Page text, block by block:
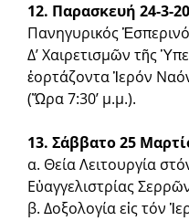
12. Παρασκευή 24-3-
Πανηγυρικός
Δ’ Χαιρετι­σμῶν τῆς
ἑορ­τάζοντα Ἱε­ρόν
(Ὥρα 7:30’ μ.μ.).
13. Σάββατο 25
α. Θεία Λειτουργία
Εὐαγγελιστρίας
β. Δοξολογία εἰς τόν